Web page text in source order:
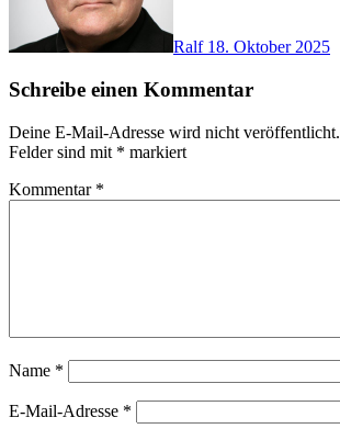
Ralf 18. Oktober 2025
Schreibe einen Kommentar
Deine E-Mail-Adresse wird nicht veröffentlicht.
Felder sind mit * markiert
Kommentar *
Name *
E-Mail-Adresse *